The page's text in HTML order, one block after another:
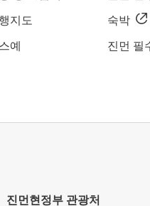
지도
예
숙박
진먼 필
진먼현정부 관광처